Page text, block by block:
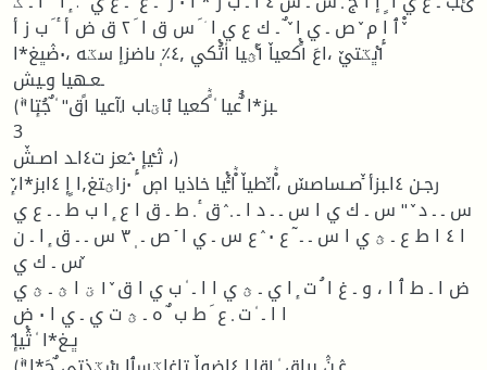
ْ ٱ ا م ٚ ص ـ ي ا ٚ ٌ ـ ك ع ي ا ٘ َ س ق ا َ ٢ ق ض أ ٔ َ ب ز أ ٚ
١ٝڀػتيٚ ،اعَ ١ًٝكعياٚ ١ٝٓؿيا اٗتُٝكي ٤٫٪ٖ ىاضزإ سػه ،٠ضٛڀغ٭ا َٔ
ـعـهيا وـيش
("ٞـبز٭ا ٌُعيا ٗ ًٞكعيا بْاؾاب ١ٜآعيا ١ًق" ٗ ٌجُتٕا
3
تٛـٝيإ ٠ٛـعز ت٤اـد اصـشٚ ،)
،ٕٚرجـن ٤اـبزأ ٙٚصـساصسٚ ،ْٞاـَٚطياٚ ْٞاـْٛٝيا خاذيا اصٖ َٔ ٠زاؿتغ٫ا ٍإ ٤ابز٭ا
س ـ ـ د ٚ " س ـ ك ي ا س ـ ـ د ا ـ ٜ ٛ ق ٔ ٜ ط ـ ق ا ع ٕ ا ب ط ـ ـ ع ي
ا ٤ ا ط ع ـ ؿ ي ا س ـ ـ ٓ ع ٠ ٛ ع س ـ ي ا ٙ ص ـ ٖ ٣ س ـ ـ ق ٕ ا ـ ن
س ـ ك ي ٚ
ض ا ـ ط ٱ ا ، و ـ غ ا ُ ت ٕ ا ي ـ ؿ ي ا ا ـ ٗ ب ي ا ق ٚ ١ ؾ ا ؿ ـ ؿ ي
ا ا ـ ٗ ت ٜ ع َ ط ب ٌ ه ـ ؿ ت ي ـ ي ا ٠ ض